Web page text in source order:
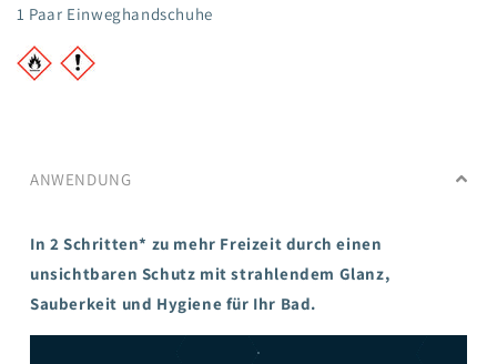
1 Paar Einweghandschuhe
ANWENDUNG
In 2 Schritten* zu mehr Freizeit durch einen
unsichtbaren Schutz mit strahlendem Glanz,
Sauberkeit und Hygiene für Ihr Bad.